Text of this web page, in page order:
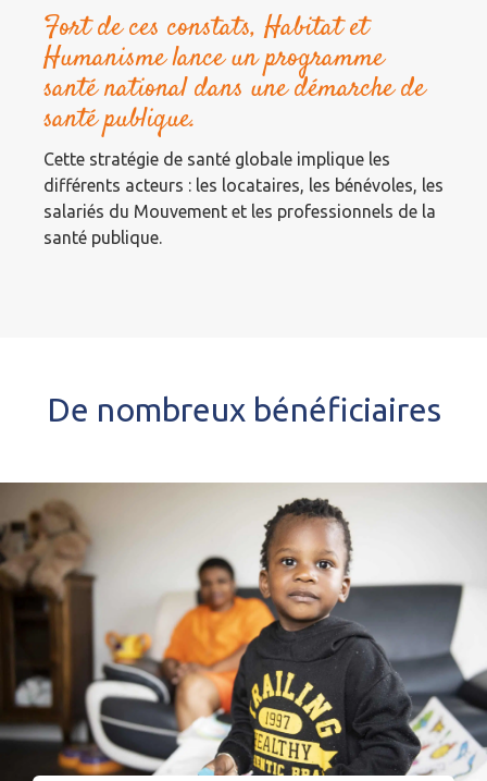
Fort de ces constats, Habitat et
Humanisme lance un programme
santé national dans une démarche de
santé publique.
Cette stratégie de santé globale implique les
différents acteurs : les locataires, les bénévoles, les
salariés du Mouvement et les professionnels de la
santé publique.
De nombreux bénéficiaires